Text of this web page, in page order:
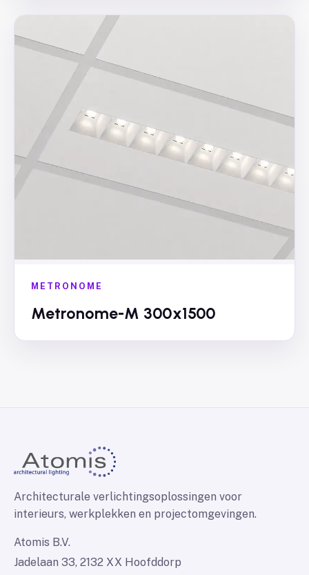
METRONOME
Metronome-M 300x1500
Architecturale verlichtingsoplossingen voor
interieurs, werkplekken en projectomgevingen.
Atomis B.V.
Jadelaan 33, 2132 XX Hoofddorp